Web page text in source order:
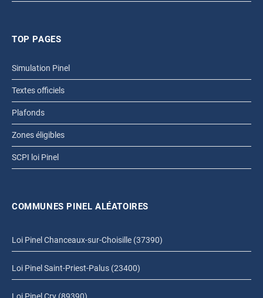
TOP PAGES
Simulation Pinel
Textes officiels
Plafonds
Zones éligibles
SCPI loi Pinel
COMMUNES PINEL ALÉATOIRES
Loi Pinel Chanceaux-sur-Choisille (37390)
Loi Pinel Saint-Priest-Palus (23400)
Loi Pinel Cry (89390)